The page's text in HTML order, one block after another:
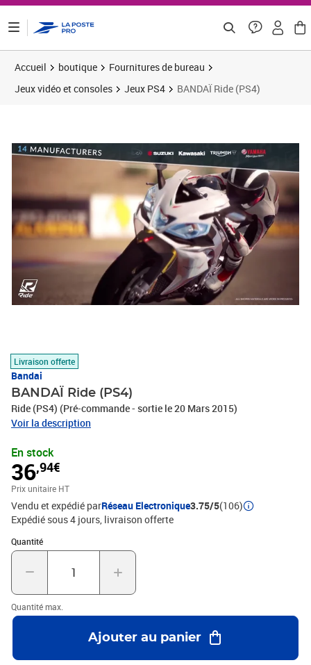
Accueil boutique
Fournitures de bureau
Jeux vidéo et consoles
Jeux PS4 BANDAÏ Ride (PS4)
Livraison offerte
Bandai
BANDAÏ Ride (PS4)
Ride (PS4) (Pré-commande - sortie le 20 Mars 2015)
Voir la description
En stock
36,94€
Prix unitaire HT
Vendu et expédié parRéseau Electronique3.75/5(106)
Expédié sous 4 jours livraison offerte
Quantité
Quantité : 1
Quantité max.
Ajouter au panier